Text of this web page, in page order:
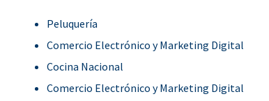
Peluquería
Comercio Electrónico y Marketing Digital
Cocina Nacional
Comercio Electrónico y Marketing Digital